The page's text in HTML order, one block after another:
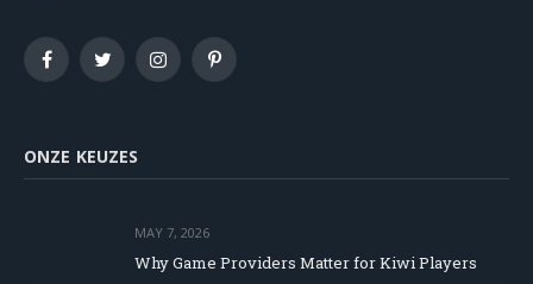
FacebookTwitter InstagramPinterest
ONZE KEUZES
MAY 7, 2026
Why Game Providers Matter for Kiwi Players